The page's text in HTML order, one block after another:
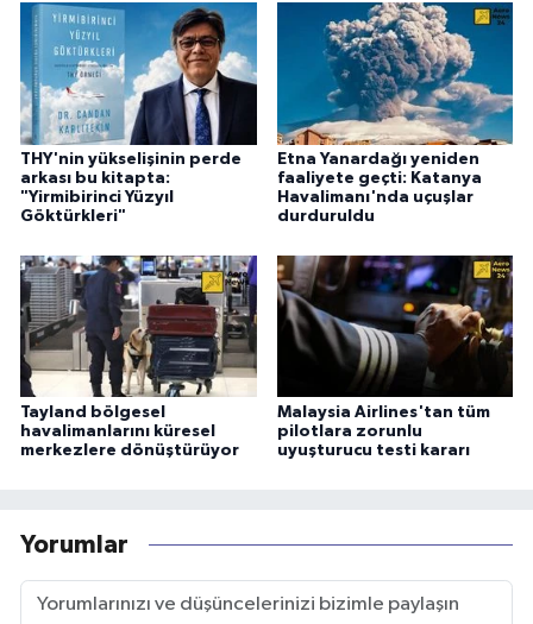
THY'nin yükselişinin perde
arkası bu kitapta:
"Yirmibirinci Yüzyıl
Göktürkleri"
Etna Yanardağı yeniden
faaliyete geçti: Katanya
Havalimanı'nda uçuşlar
durduruldu
Tayland bölgesel
havalimanlarını küresel
merkezlere dönüştürüyor
Malaysia Airlines'tan tüm
pilotlara zorunlu
uyuşturucu testi kararı
Yorumlar